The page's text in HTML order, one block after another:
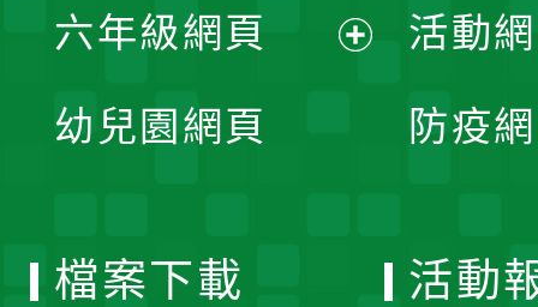
單
選
開
六年級網頁
幼兒園網頁
活動
防疫
檔案下載 活動